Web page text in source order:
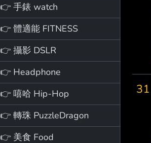
👉 手錶 watch
👉 體適能 FITNESS
👉 攝影 DSLR
👉 Headphone
👉 嘻哈 Hip-Hop
👉 轉珠 PuzzleDragon
👉 美食 Food
31